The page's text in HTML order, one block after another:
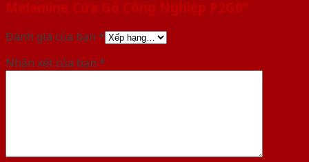
Melamine Cửa Gỗ Công Nghiệp P2G0”
Đánh giá của bạn *
Nhận xét của bạn *